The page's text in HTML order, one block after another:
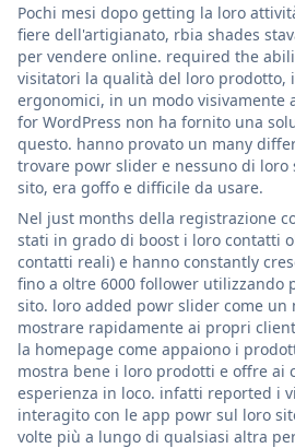
Pochi mesi dopo getting la loro
fiere dell'artigianato, rbia shades
per vendere online. required the
visitatori la qualità del loro prodotto,
ergonomici, in un modo visivamente
for WordPress non ha fornito una
questo. hanno provato un many
trovare powr slider e nessuno di
sito, era goffo e difficile da usare.
Nel just months della registrazione
stati in grado di boost i loro contatti
contatti reali) e hanno constantly
fino a oltre 6000 follower utilizzando
sito. loro added powr slider come un
mostrare rapidamente ai propri
la homepage come appaiono i
mostra bene i loro prodotti e offre ai
esperienza in loco. infatti reported i
interagito con le app powr sul loro
volte più a lungo di qualsiasi altra